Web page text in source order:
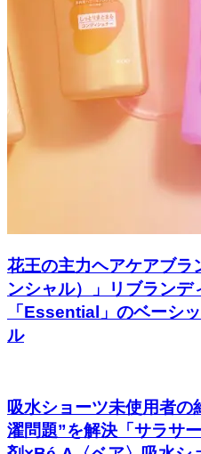
花王の主力ヘアケアブ
ンシャル）」リブランデ
「Essential」のベーシ
ル
吸水ショーツ未使用者
濯問題”を解決「サラサ